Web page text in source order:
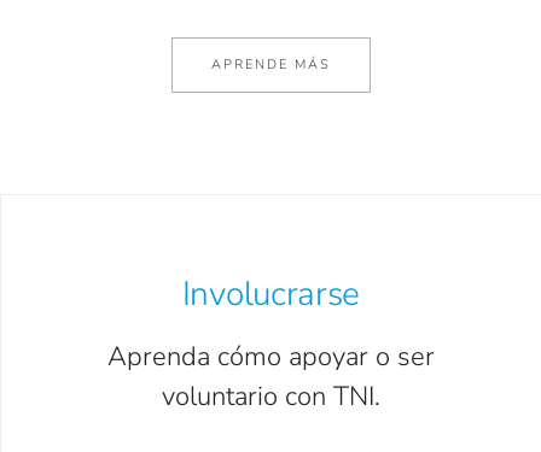
APRENDE MÁS
Involucrarse
Aprenda cómo apoyar o ser
voluntario con TNI.